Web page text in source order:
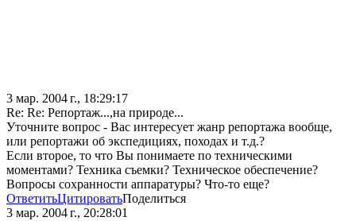
3 мар. 2004 г., 18:29:17
Re: Re: Репортаж...,на природе...
Уточните вопрос - Вас интересует жанр репортажа вообще,
или репортажи об экспедициях, походах и т.д.?
Если второе, то что Вы понимаете по техническими
моментами? Техника съемки? Техническое обеспечение?
Вопросы сохранности аппаратуры? Что-то еще?
ОтветитьЦитироватьПоделиться
3 мар. 2004 г., 20:28:01